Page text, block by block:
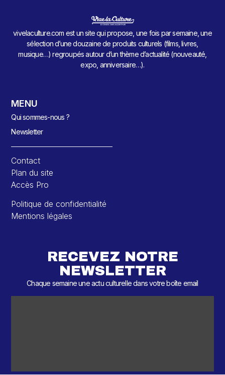
vivelaculture.com est un site qui propose, une fois par semaine, une
sélection d’une douzaine de produits culturels (films, livres,
musique…) regroupés autour d’un thème d’actualité (nouveauté,
expo, anniversaire…).
MENU
Qui sommes-nous ?
Newsletter
Contact
Plan du site
Accès Pro
Politique de confidentialité
Mentions légales
RECEVEZ NOTRE
NEWSLETTER
Chaque semaine une actu culturelle dans votre boîte email